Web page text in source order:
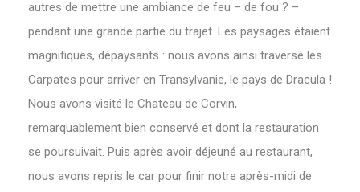
autres de mettre une ambiance de feu – de fou ? –
pendant une grande partie du trajet. Les paysages étaient
magnifiques, dépaysants : nous avons ainsi traversé les
Carpates pour arriver en Transylvanie, le pays de Dracula !
Nous avons visité le Chateau de Corvin,
remarquablement bien conservé et dont la restauration
se poursuivait. Puis après avoir déjeuné au restaurant,
nous avons repris le car pour finir notre après-midi de